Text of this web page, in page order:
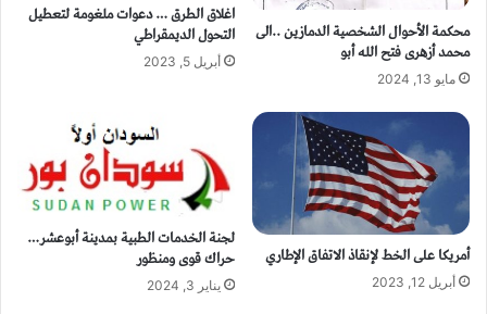
محكمة الأحوال الشخصية الدمازين ..الى
محمد أزهرى فتح الله أبو
مايو 13, 2024
اغلاق الطرق … دعوات ملغومة لتعطيل
التحول الديمقراطي
أبريل 5, 2023
أمريكا على الخط لإنقاذ الاتفاق الإطاري
أبريل 12, 2023
لجنة الخدمات الطبية بمدينة أبوعشر…
حراك قوى ومنظور
يناير 3, 2024